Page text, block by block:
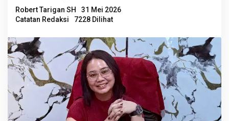
Robert Tarigan SH
31 Mei 2026
Catatan Redaksi
7228 Dilihat